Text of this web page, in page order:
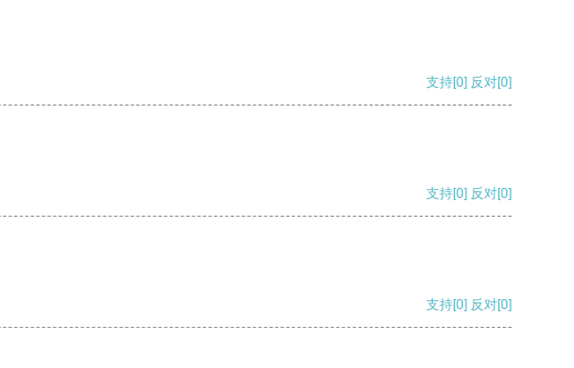
支持[0] 反对[0]
支持[0] 反对[0]
支持[0] 反对[0]